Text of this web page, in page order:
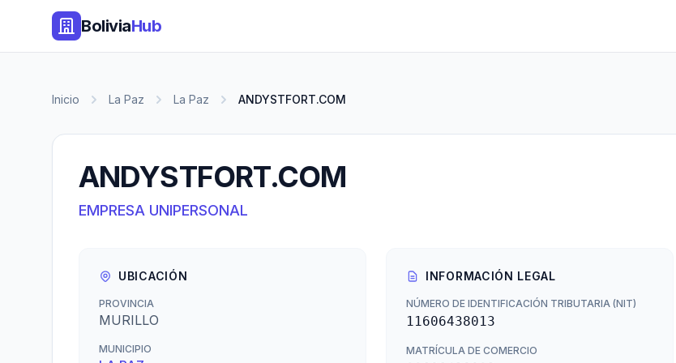
BoliviaHub
Inicio La Paz La Paz ANDYSTFORT.COM
ANDYSTFORT.COM
EMPRESA UNIPERSONAL
UBICACIÓN
PROVINCIA
MURILLO
MUNICIPIO
INFORMACIÓN LEGAL
NÚMERO DE IDENTIFICACIÓN TRIBUTARIA (NIT)
11606438013
MATRÍCULA DE COMERCIO